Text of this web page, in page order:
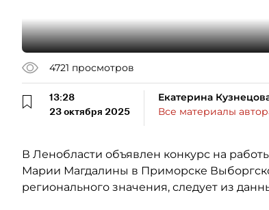
4721 просмотров
13:28
23 октября 2025
Екатерина
Все материалы
В Ленобласти объявлен конкурс на
Марии Магдалины в Приморске
регионального значения, следует из